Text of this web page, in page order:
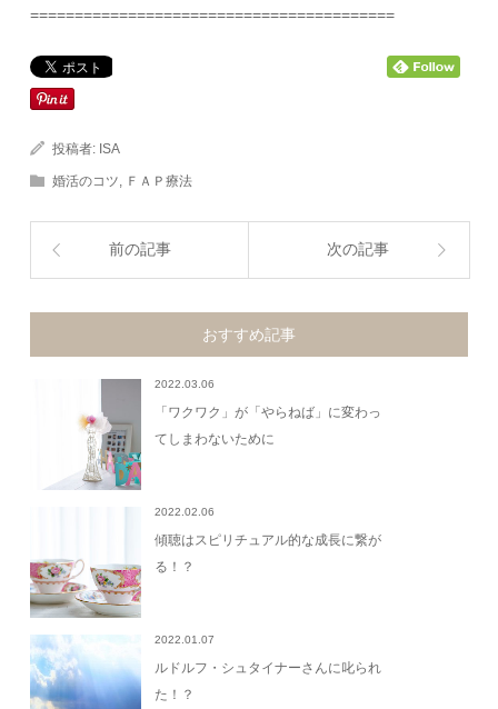
=========================================
投稿者: ISA
婚活のコツ ＦＡＰ療法
前の記事 次の記事
おすすめ記事
2022.03.06
「ワクワク」が「やらねば」に変わっ
てしまわないために
2022.02.06
傾聴はスピリチュアル的な成長に繋が
る！？
2022.01.07
ルドルフ・シュタイナーさんに叱られ
た！？